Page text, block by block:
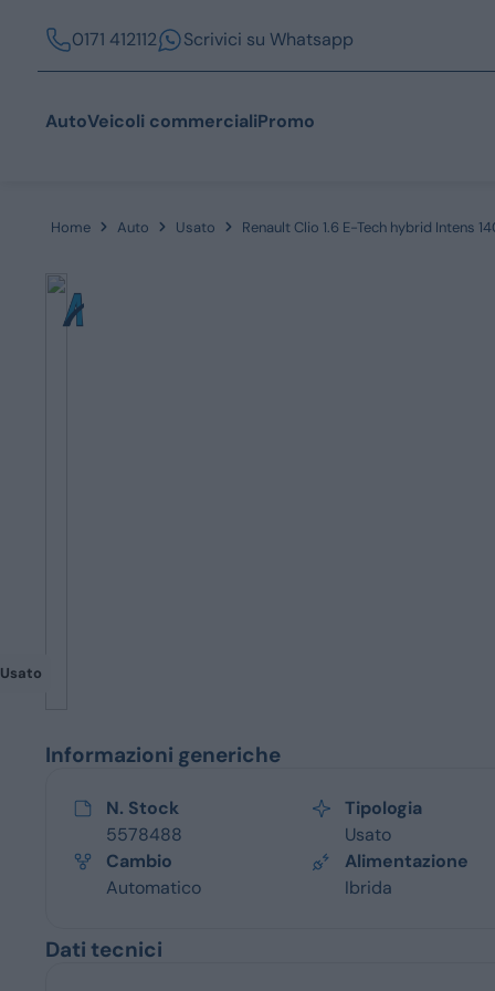
0171 412112 Scrivici su Whatsapp
AutoVeicoli commercialiPromo
Home Auto Usato Renault Clio 1.6 E-Tech hybrid Intens
Usato
Informazioni generiche
N. Stock
5578488
Tipologia
Usato
Cambio
Automatico
Alimentazione
Ibrida
Dati tecnici